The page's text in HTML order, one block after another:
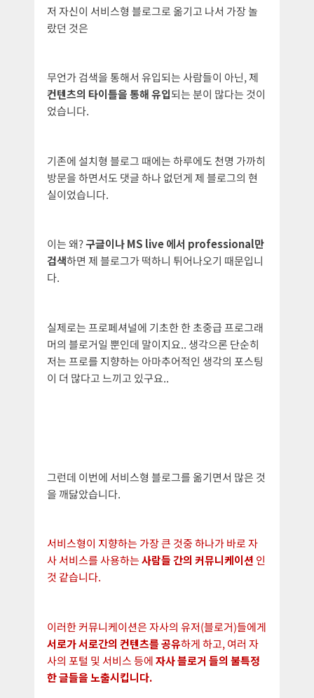
저 자신이 서비스형 블로그로 옮기고 나서 가장 놀
랐던 것은
무언가 검색을 통해서 유입되는 사람들이 아닌, 제
컨텐츠의 타이틀을 통해 유입되는 분이 많다는 것이
었습니다.
기존에 설치형 블로그 때에는 하루에도 천명 가까히
방문을 하면서도 댓글 하나 없던게 제 블로그의 현
실이었습니다.
이는 왜?구글이나 MS live 에서 professional만
검색하면 제 블로그가 떡하니 튀어나오기 때문입니
다.
실제로는 프로페셔널에 기초한 한 초중급 프로그래
머의 블로거일 뿐인데 말이지요.. 생각으론 단순히
저는 프로를 지향하는 아마추어적인 생각의 포스팅
이 더 많다고 느끼고 있구요..
그런데 이번에 서비스형 블로그를 옮기면서 많은 것
을 깨닳았습니다.
서비스형이 지향하는 가장 큰 것중 하나가 바로 자
사 서비스를 사용하는사람들 간의 커뮤니케이션 인
것 같습니다.
이러한 커뮤니케이션은 자사의 유저(블로거)들에게
서로가 서로간의 컨텐츠를 공유하게 하고, 여러 자
사의 포털 및 서비스 등에자사 블로거 들의 불특정
한 글들을 노출시킵니다.